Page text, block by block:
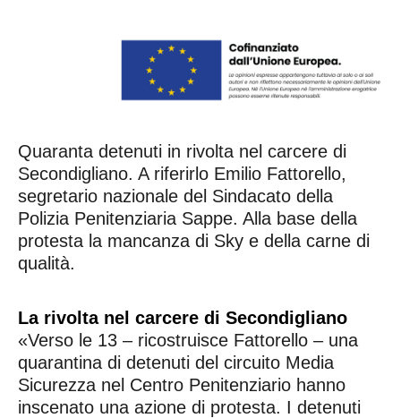
Quaranta detenuti in rivolta nel carcere di
Secondigliano. A riferirlo Emilio Fattorello,
segretario nazionale del Sindacato della
Polizia Penitenziaria Sappe. Alla base della
protesta la mancanza di Sky e della carne di
qualità.
La rivolta nel carcere di Secondigliano
«Verso le 13 – ricostruisce Fattorello – una
quarantina di detenuti del circuito Media
Sicurezza nel Centro Penitenziario hanno
inscenato una azione di protesta. I detenuti